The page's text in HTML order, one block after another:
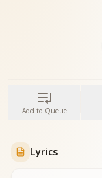
Add to Queue
Lyrics